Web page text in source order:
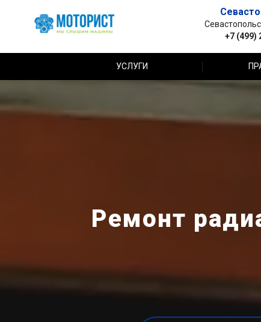
+7 (499)
УСЛУГИ
Ремонт